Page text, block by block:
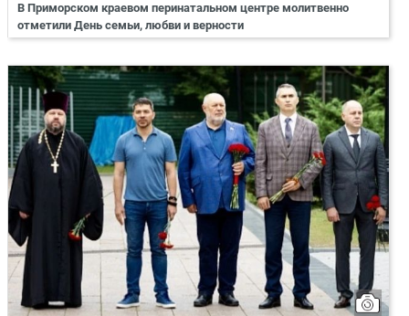
В Приморском краевом перинатальном центре молитвенно
отметили День семьи, любви и верности